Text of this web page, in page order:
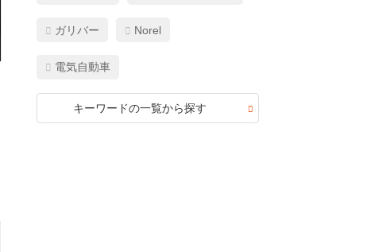
ガリバー Norel
電気自動車
キーワードの一覧から探す